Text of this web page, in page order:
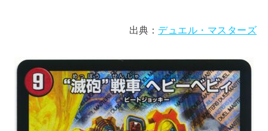
出典： デュエル・マスターズ